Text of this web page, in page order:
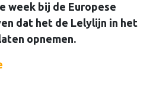
week bij de Europese
dat het de Lelylijn in het
opnemen.